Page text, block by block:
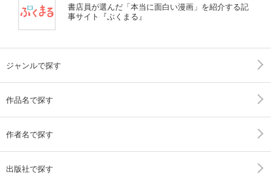
書店員が選んだ「本当に面白い漫画」を紹介する記
事サイト『ぶくまる』
ジャンルで探す
作品名で探す
作者名で探す
出版社で探す